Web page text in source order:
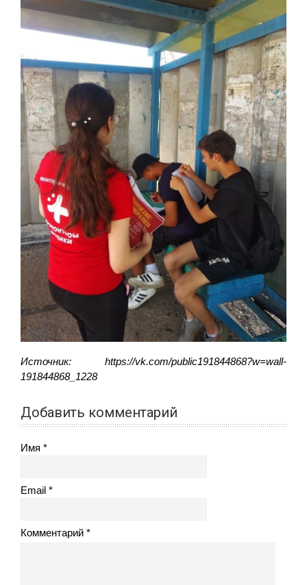
Источник: https://vk.com/public191844868?w=wall-
191844868_1228
Добавить комментарий
Имя
Email
Комментарий